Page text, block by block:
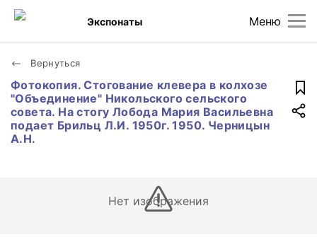
Меню
Экспонаты
Вернуться
Фотокопия. Стогование клевера в колхозе
"Объединение" Никольского сельского
совета. На стогу Лобода Мария Васильевна
подает Брильц Л.И. 1950г. 1950. Черницын
А.Н.
Нет изображения